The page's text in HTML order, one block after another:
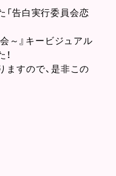
告白実行委員会恋
～』キービジュアル
ますので、是非この